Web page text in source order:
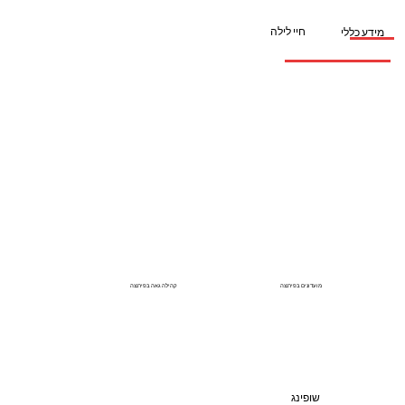
מידע כללי חיי לילה
קהילה גאה בפירנצה מועדונים בפירנצה
שופינג